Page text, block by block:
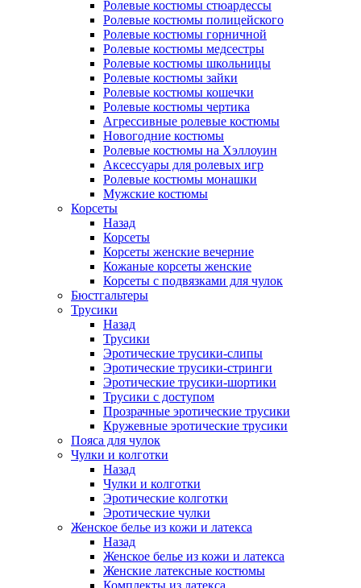
Ролевые костюмы стюардессы
Ролевые костюмы полицейского
Ролевые костюмы горничной
Ролевые костюмы медсестры
Ролевые костюмы школьницы
Ролевые костюмы зайки
Ролевые костюмы кошечки
Ролевые костюмы чертика
Агрессивные ролевые костюмы
Новогодние костюмы
Ролевые костюмы на Хэллоуин
Аксессуары для ролевых игр
Ролевые костюмы монашки
Мужские костюмы
Корсеты
Назад
Корсеты
Корсеты женские вечерние
Кожаные корсеты женские
Корсеты с подвязками для чулок
Бюстгальтеры
Трусики
Назад
Трусики
Эротические трусики-слипы
Эротические трусики-стринги
Эротические трусики-шортики
Трусики с доступом
Прозрачные эротические трусики
Кружевные эротические трусики
Пояса для чулок
Чулки и колготки
Назад
Чулки и колготки
Эротические колготки
Эротические чулки
Женское белье из кожи и латекса
Назад
Женское белье из кожи и латекса
Женские латексные костюмы
Комплекты из латекса